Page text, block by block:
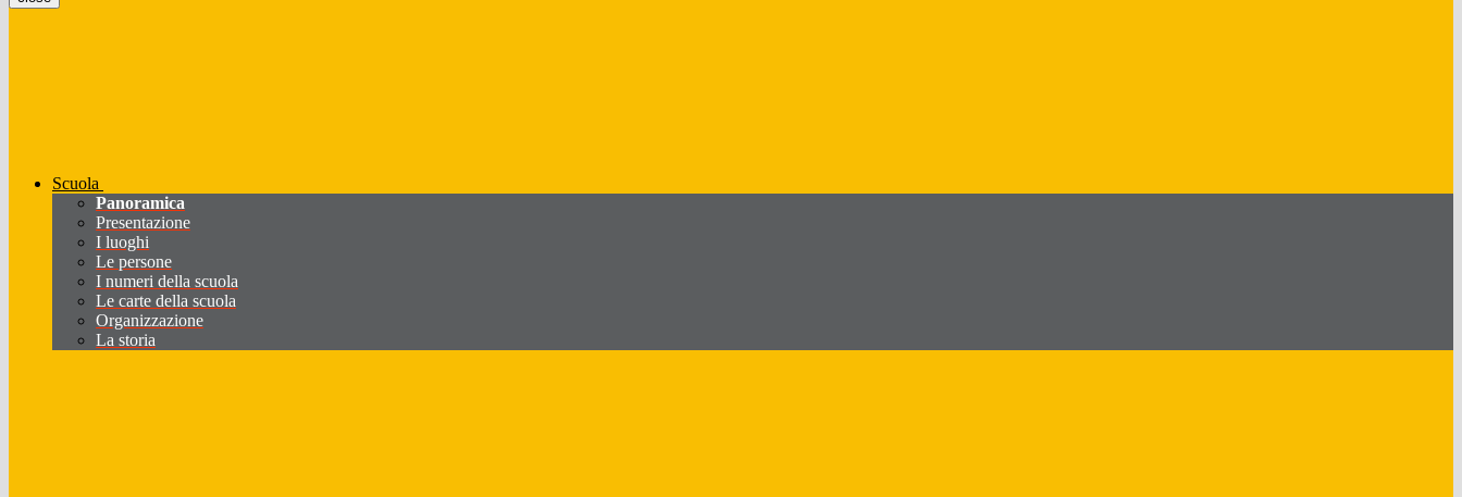
Scuola
Panoramica
Presentazione
I luoghi
Le persone
I numeri della scuola
Le carte della scuola
Organizzazione
La storia